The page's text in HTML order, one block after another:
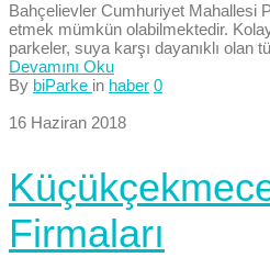
Bahçelievler Cumhuriyet Mahallesi
etmek mümkün olabilmektedir.
parkeler, suya karşı dayanıklı olan
Devamını Oku
By biParke in haber 0
16 Haziran 2018
Firmaları